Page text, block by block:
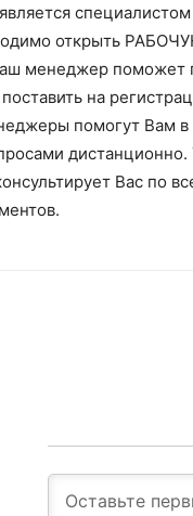
открыть
менеджер поможет
поставить на
помогут Вам в
Вас по